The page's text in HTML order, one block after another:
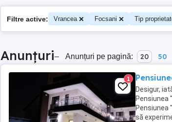
Filtre active: Vrancea Focsani Tip
Anunțuri– Anunțuri pe pagină: 20 50
1
Desigur,
Pensiunea
Pensiunea
să